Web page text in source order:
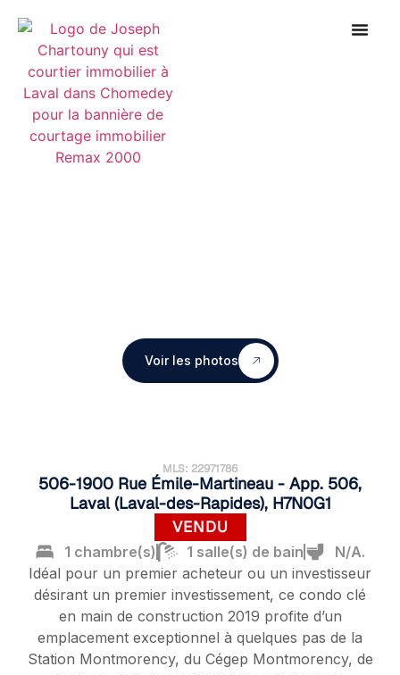
Voir les photos
MLS: 22971786
506-1900 Rue Émile-Martineau - App. 506,
Laval (Laval-des-Rapides), H7N0G1
VENDU
1 chambre(s) 1 salle(s) de bain
N/A.
Idéal pour un premier acheteur ou un investisseur
désirant un premier investissement, ce condo clé
en main de construction 2019 profite d’un
emplacement exceptionnel à quelques pas de la
Station Montmorency, du Cégep Montmorency, de